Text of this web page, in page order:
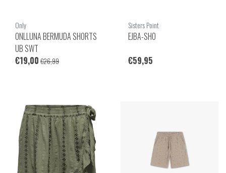
Only
ONLLUNA BERMUDA SHORTS
UB SWT
€19,00 €26,99
Sisters Point
EJBA-SHO
€59,95